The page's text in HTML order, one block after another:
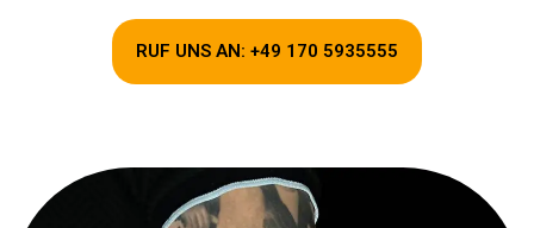
RUF UNS AN: +49 170 5935555